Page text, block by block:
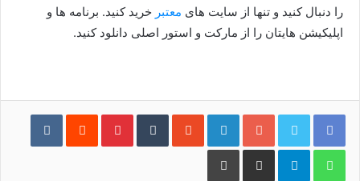
را دنبال کنید و تنها از سایت های معتبر خرید کنید. برنامه ها و
اپلیکیشن هایتان را از مارکت و استور اصلی دانلود کنید.
فیس بوک توییتر گوگل پلاس لینکدین ‫StumbleUpon
‫Tumblr
‫Pinterest
‫Reddit
‫VKontakte
واتس آپ تلگرام اشتراک گذاری از طریق ایمیل چاپ